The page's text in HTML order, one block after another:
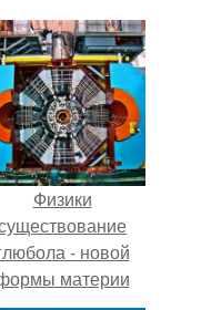
Физики
- новой
материи